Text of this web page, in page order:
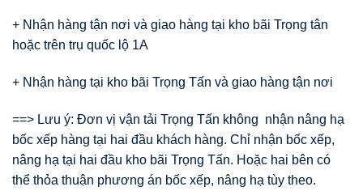
+ Nhận hàng tận nơi và giao hàng tại kho bãi Trọng tân
hoặc trên trụ quốc lộ 1A
+ Nhận hàng tại kho bãi Trọng Tấn và giao hàng tận nơi
==> Lưu ý: Đơn vị vận tải Trọng Tấn không nhận nâng hạ
bốc xếp hàng tại hai đầu khách hàng. Chỉ nhận bốc xếp,
nâng hạ tại hai đầu kho bãi Trọng Tấn. Hoặc hai bên có
thể thỏa thuận phương án bốc xếp, nâng hạ tùy theo.